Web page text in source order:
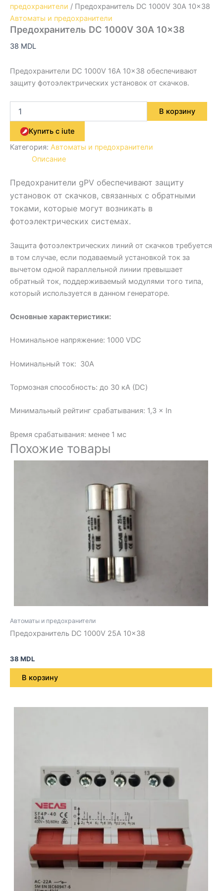
предохранители / Предохранитель DC 1000V 30A 10×38
Автоматы и предохранители
Предохранитель DC 1000V 30A 10×38
38 MDL
Предохранители DC 1000V 16A 10×38 обеспечивают
защиту фотоэлектрических установок от скачков.
В корзину
Купить с iute
Категория: Автоматы и предохранители
Описание
Предохранители gPV обеспечивают защиту
установок от скачков, связанных с обратными
токами, которые могут возникать в
фотоэлектрических системах.
Защита фотоэлектрических линий от скачков требуется
в том случае, если подаваемый установкой ток за
вычетом одной параллельной линии превышает
обратный ток, поддерживаемый модулями того типа,
который используется в данном генераторе.
Основные характеристики:
Номинальное напряжение: 1000 VDC
Номинальный ток: 30A
Тормозная способность: до 30 кА (DC)
Минимальный рейтинг срабатывания: 1,3 × In
Время срабатывания: менее 1 мс
Похожие товары
Автоматы и предохранители
Предохранитель DC 1000V 25A 10×38
38 MDL
В корзину